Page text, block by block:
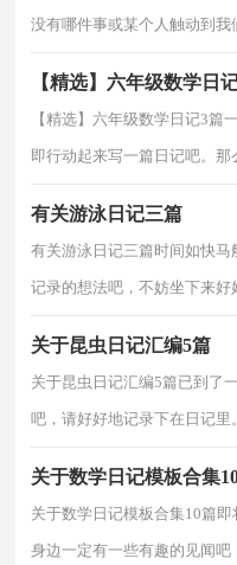
没有哪件事或某个人触动到
【精选】六年级数学日
【精选】六年级数学日记3篇
即行动起来写一篇日记吧。
有关游泳日记三篇
有关游泳日记三篇时间如快
记录的想法吧，不妨坐下来
关于昆虫日记汇编5篇
关于昆虫日记汇编5篇已到了
吧，请好好地记录下在日记
关于数学日记模板合集
关于数学日记模板合集10篇
身边一定有一些有趣的见闻